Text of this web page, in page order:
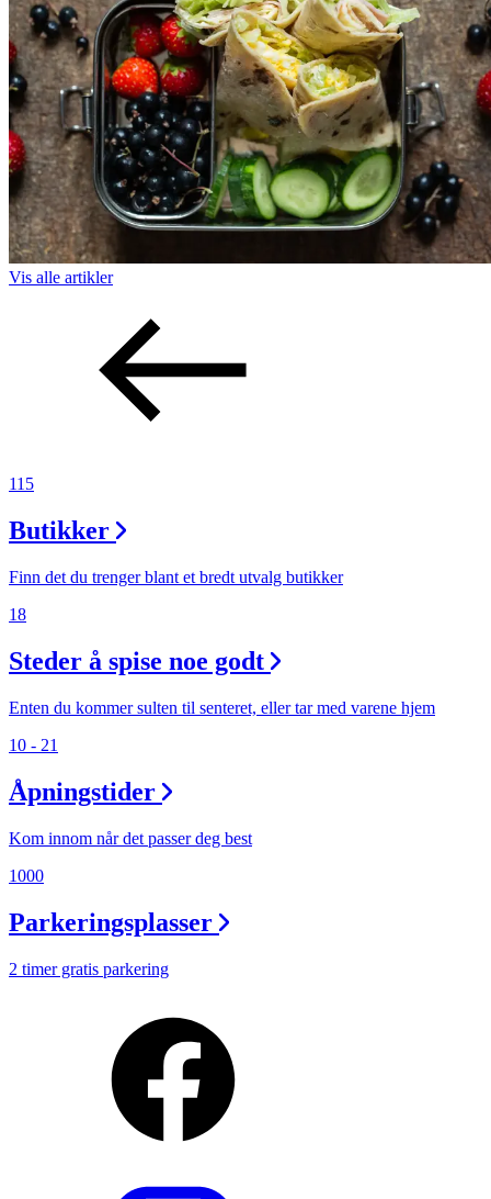
Vis alle artikler
115
Butikker
Finn det du trenger blant et bredt utvalg butikker
18
Steder å spise noe godt
Enten du kommer sulten til senteret, eller tar med varene hjem
10 - 21
Åpningstider
Kom innom når det passer deg best
1000
Parkeringsplasser
2 timer gratis parkering